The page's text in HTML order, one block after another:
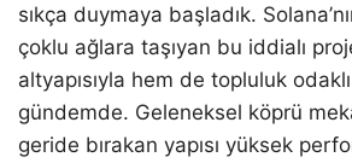
sıkça duymaya başladık.
çoklu ağlara taşıyan bu iddialı
altyapısıyla hem de topluluk
gündemde. Geleneksel köprü
geride bırakan yapısı yüksek